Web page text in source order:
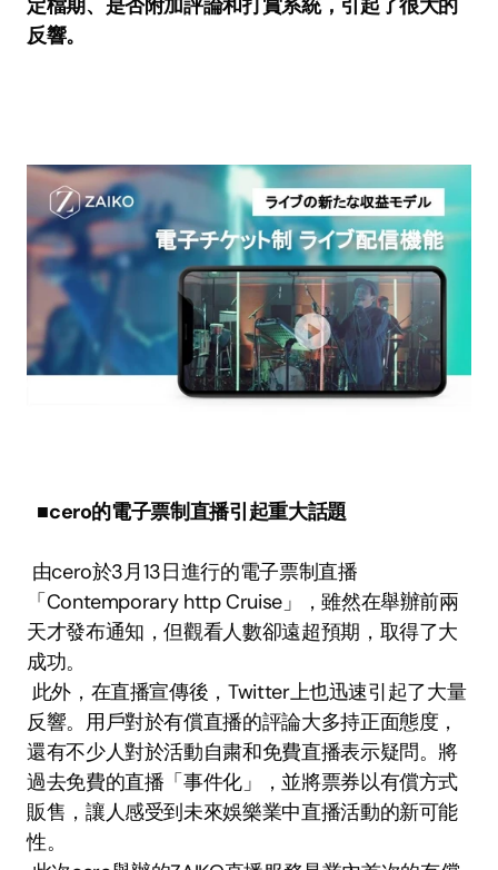
定檔期、是否附加評論和打賞系統，引起了很大的
反響。
■cero的電子票制直播引起重大話題
「Contemporary http Cruise」，雖然在舉辦前兩
天才發布通知，但觀看人數卻遠超預期，取得了大
成功。
反響。用戶對於有償直播的評論大多持正面態度，
還有不少人對於活動自粛和免費直播表示疑問。將
過去免費的直播「事件化」，並將票券以有償方式
販售，讓人感受到未來娛樂業中直播活動的新可能
性。